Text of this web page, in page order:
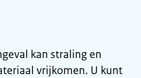
kan straling en
vrijkomen. U kunt